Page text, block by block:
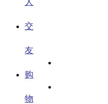
人
交
友
购
物